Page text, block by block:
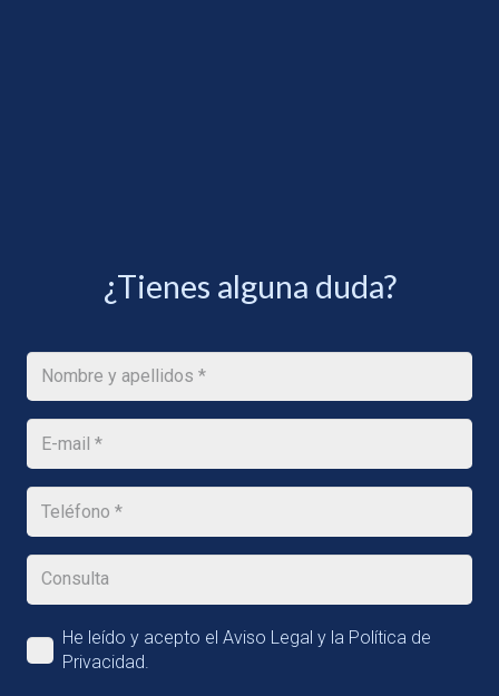
¿Tienes alguna duda?
He leído y acepto el Aviso Legal y la Política de
Privacidad.